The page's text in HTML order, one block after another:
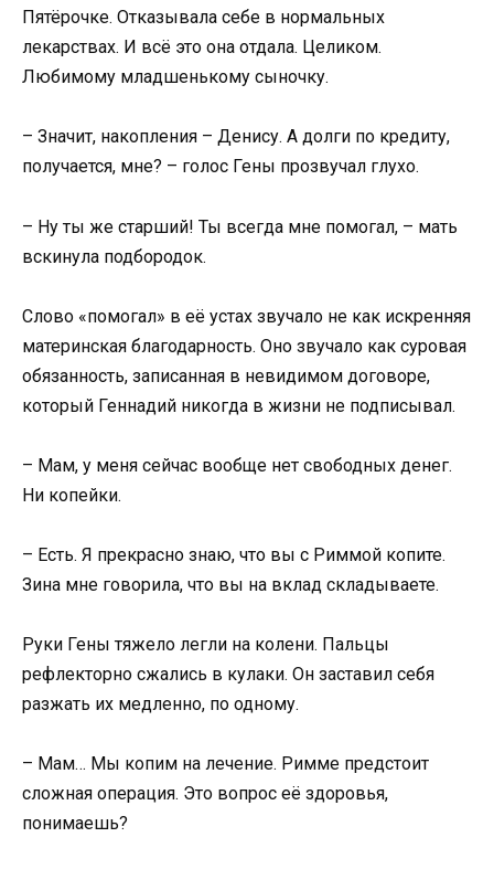
Пятёрочке. Отказывала себе в нормальных
лекарствах. И всё это она отдала. Целиком.
Любимому младшенькому сыночку.
– Значит, накопления – Денису. А долги по кредиту,
получается, мне? – голос Гены прозвучал глухо.
– Ну ты же старший! Ты всегда мне помогал, – мать
вскинула подбородок.
Слово «помогал» в её устах звучало не как искренняя
материнская благодарность. Оно звучало как суровая
обязанность, записанная в невидимом договоре,
который Геннадий никогда в жизни не подписывал.
– Мам, у меня сейчас вообще нет свободных денег.
Ни копейки.
– Есть. Я прекрасно знаю, что вы с Риммой копите.
Зина мне говорила, что вы на вклад складываете.
Руки Гены тяжело легли на колени. Пальцы
рефлекторно сжались в кулаки. Он заставил себя
разжать их медленно, по одному.
– Мам… Мы копим на лечение. Римме предстоит
сложная операция. Это вопрос её здоровья,
понимаешь?